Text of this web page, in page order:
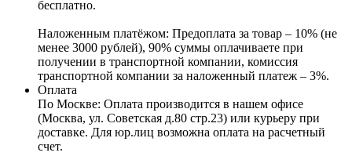
бесплатно.
Наложенным платёжом: Предоплата за товар – 10% (не
менее 3000 рублей), 90% суммы оплачиваете при
получении в транспортной компании, комиссия
транспортной компании за наложенный платеж – 3%.
Оплата
По Москве: Оплата производится в нашем офисе
(Москва, ул. Советская д.80 стр.23) или курьеру при
доставке. Для юр.лиц возможна оплата на расчетный
счет.